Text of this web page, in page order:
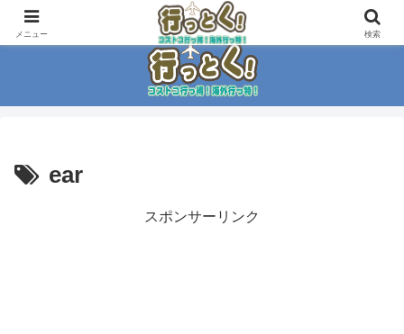
コストコ大好き家族がイチ押商品紹介！！
ear
スポンサーリンク
メニュー 検索